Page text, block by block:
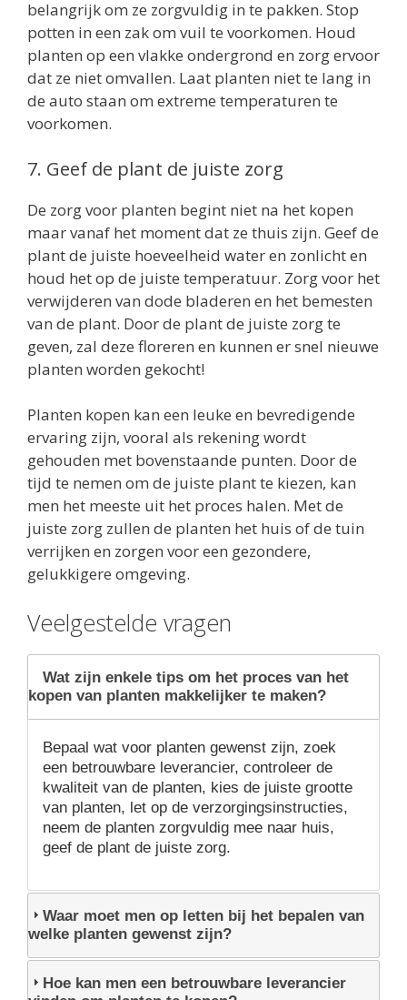
belangrijk om ze zorgvuldig in te pakken. Stop
potten in een zak om vuil te voorkomen. Houd
planten op een vlakke ondergrond en zorg ervoor
dat ze niet omvallen. Laat planten niet te lang in
de auto staan om extreme temperaturen te
voorkomen.
7. Geef de plant de juiste zorg
De zorg voor planten begint niet na het kopen
maar vanaf het moment dat ze thuis zijn. Geef de
plant de juiste hoeveelheid water en zonlicht en
houd het op de juiste temperatuur. Zorg voor het
verwijderen van dode bladeren en het bemesten
van de plant. Door de plant de juiste zorg te
geven, zal deze floreren en kunnen er snel nieuwe
planten worden gekocht!
Planten kopen kan een leuke en bevredigende
ervaring zijn, vooral als rekening wordt
gehouden met bovenstaande punten. Door de
tijd te nemen om de juiste plant te kiezen, kan
men het meeste uit het proces halen. Met de
juiste zorg zullen de planten het huis of de tuin
verrijken en zorgen voor een gezondere,
gelukkigere omgeving.
Veelgestelde vragen
Wat zijn enkele tips om het proces van het
kopen van planten makkelijker te maken?
Bepaal wat voor planten gewenst zijn, zoek
een betrouwbare leverancier, controleer de
kwaliteit van de planten, kies de juiste grootte
van planten, let op de verzorgingsinstructies,
neem de planten zorgvuldig mee naar huis,
geef de plant de juiste zorg.
Waar moet men op letten bij het bepalen van
welke planten gewenst zijn?
Hoe kan men een betrouwbare leverancier